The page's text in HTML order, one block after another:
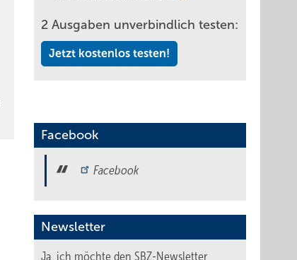
2 Ausgaben unverbindlich testen:
Jetzt kostenlos testen!
Facebook
Facebook
Newsletter
Ja, ich möchte den SBZ-Newsletter